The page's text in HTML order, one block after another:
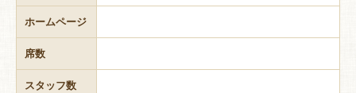
ホームページ
席数
スタッフ数